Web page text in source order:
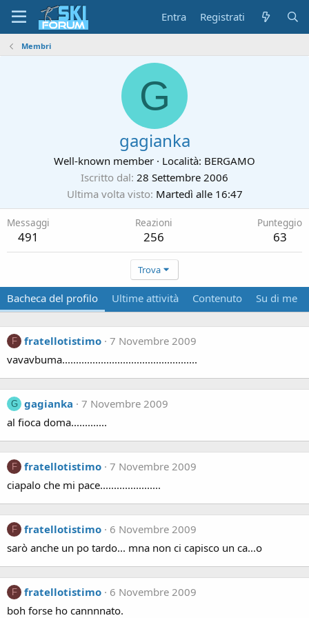
Entra Registrati
Membri
G
gagianka
Well-known member · Località: BERGAMO
Iscritto dal 28 Settembre 2006
Ultima volta visto Martedì alle 16:47
Messaggi
491
Reazioni
256
Punteggio
63
Trova
Bacheca del profilo Ultime attività Contenuto Su di me
F fratellotistimo 7 Novembre 2009
vavavbuma.................................................
G gagianka
7 Novembre 2009
al fioca doma.............
F fratellotistimo 7 Novembre 2009
ciapalo che mi pace......................
F fratellotistimo
6 Novembre 2009
sarò anche un po tardo... mna non ci capisco un ca...o
F fratellotistimo
6 Novembre 2009
boh forse ho cannnnato.